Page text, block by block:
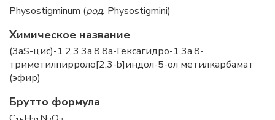
Physostigminum (род. Physostigmini)
Химическое название
(3aS-цис)-1,2,3,3а,8,8а-Гексагидро-1,3а,8-
триметилпирроло[2,3-b]индол-5-ол метилкарбамат
(эфир)
Брутто формула